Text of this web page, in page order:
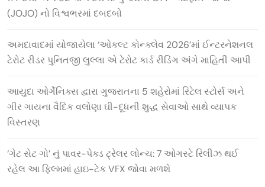
(JOJO) નો વિશ્વભરમાં દબદબો
અમદાવાદમાં યોજાયેલા ‘ઓકલ્ટ કોન્ક્લેવ 2026’માં ઈન્ટરનેશનલ
ટેરોટ રીડર પુનિતજી લુલ્લા એ ટેરોટ કાર્ડ રીડિંગ અંગે માહિતી આપી
આયુદા ઓર્ગેનિક્સ દ્વારા ગુજરાતના 5 શહેરોમાં રિટેલ સ્ટોર્સ અને
ગીર ગાયના વૈદિક વલોણા ઘી-દૂધની શુદ્ધ સેવાઓ સાથે વ્યાપક
વિસ્તરણ
‘ગેટ સેટ ગો’ નું પાવર-પેક્ડ ટ્રેલર લોન્ચ: 7 ઓગસ્ટે રિલીઝ થઈ
રહેલ આ ફિલ્મમાં હાઇ-ટેક VFX જોવા મળશે